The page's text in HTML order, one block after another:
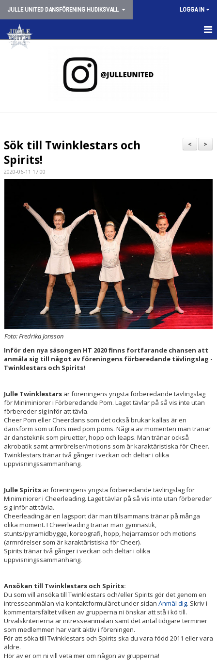
JULLE UNITED DANSFÖRENING HUDIKSVALL LOGGA IN
HEM
SPONSORER
TRYGG CHEERLEADING
>
<
Sök till Twinklestars och
Spirits!
2020-06-11 17:00
Foto: Fredrika Jonsson
Inför den nya säsongen HT 2020 finns fortfarande chansen att
anmäla sig till något av föreningens förberedande tävlingslag -
Twinklestars och Spirits!
Julle Twinklestars är föreningens yngsta förberedande tävlingslag
för Miniminiorer i Förberedande Pom. Laget tävlar på så vis inte utan
förbereder sig inför att tävla.
Cheer Pom eller Cheerdans som det också brukar kallas är en
dansform som utförs med pom poms. Några av momenten man tränar
är dansteknik som piruetter, hopp och leaps. Man tränar också
akrobatik samt armrörelser/motions som är karaktäristiska för Cheer.
Twinklestars tränar två gånger i veckan och deltar i olika
uppvisningssammanhang.
Julle Spirits är föreningens yngsta förberedande tävlingslag för
Miniminiorer i Cheerleading. Laget tävlar på så vis inte utan förbereder
sig inför att tävla.
Cheerleading är en lagsport där man tillsammans tränar på många
olika moment. I Cheerleading tränar man gymnastik,
stunts/pyramidbygge, koreografi, hopp, hejarramsor och motions
(armrörelser som är karaktäristiska för Cheer).
Spirits tränar två gånger i veckan och deltar i olika
uppvisningssammanhang.
Ansökan till Twinklestars och Spirits:
Du som vill ansöka till Twinklestars och/eller Spirits gör det genom en
intresseanmälan via kontaktformuläret under sidan Anmäl dig. Skriv i
kommentarsfältet vilken av grupperna ni önskar att stå i kö till.
Urvalskriterierna är intresseanmälan samt det antal tidigare terminer
som medlemmen har varit aktiv i föreningen.
För att söka till Twinklestars och Spirits ska du vara född 2011 eller vara
äldre.
Hör av er om ni vill veta mer om någon av grupperna!